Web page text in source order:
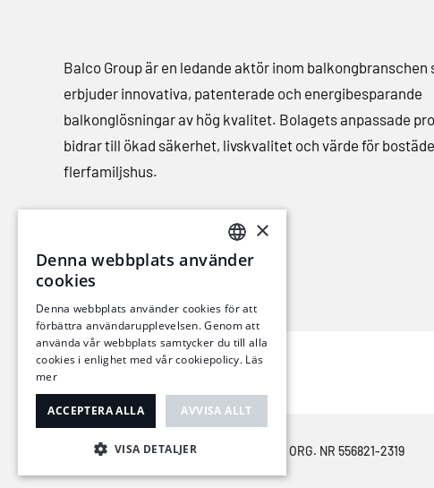
Balco Group är en ledande aktör inom balkongbranschen
erbjuder innovativa, patenterade och energibesparande
balkonglösningar av hög kvalitet. Bolagets anpassade
bidrar till ökad säkerhet, livskvalitet och värde för
flerfamiljshus.
© COPYRIGHT 2026 | BALCO GROUP AB | ORG. NR 556821-2319
SWEDISH
×
Denna webbplats använder
cookies
Denna webbplats använder cookies för att
förbättra användarupplevelsen. Genom att
använda vår webbplats samtycker du till alla
cookies i enlighet med vår cookiepolicy. Läs
mer
ACCEPTERA ALLA AVVISA ALLT
VISA DETALJER